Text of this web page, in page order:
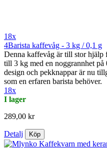
18x
4Barista kaffevåg - 3 kg / 0,1 g
Denna kaffevåg är till stor hjälp
till 3 kg med en noggrannhet
design och pekknappar är nu
som en erfaren barista behöver.
18x
I lager
289,00 kr
Detalj Köp